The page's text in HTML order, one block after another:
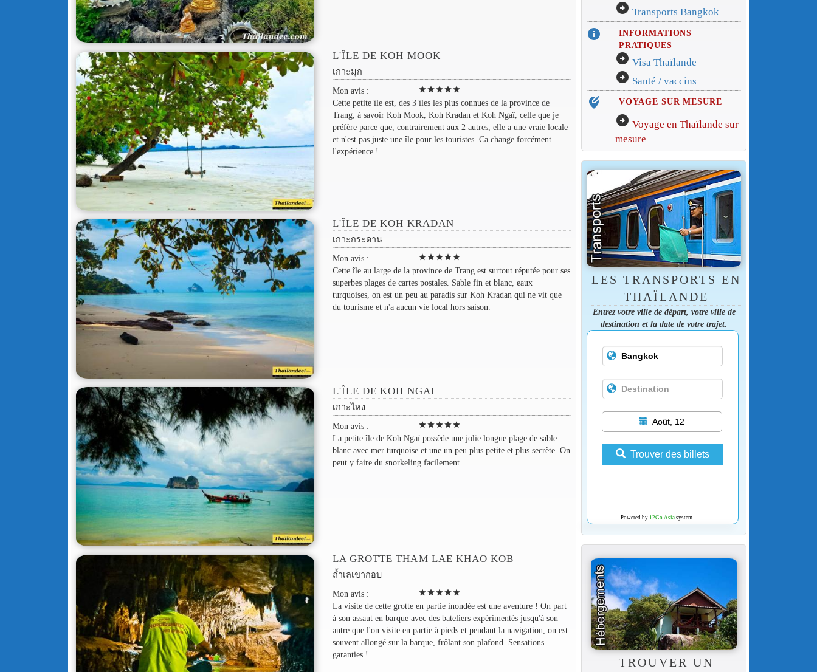
L'ÎLE DE KOH MOOK
เกาะมุก
Mon avis :
starstarstarstarstar
Cette petite île est, des 3 îles les plus connues de la province de
Trang, à savoir Koh Mook, Koh Kradan et Koh Ngaï, celle que je
préfère parce que, contrairement aux 2 autres, elle a une vraie locale
et n'est pas juste une île pour les touristes. Ca change forcément
l'expérience !
L'ÎLE DE KOH KRADAN
เกาะกระดาน
Mon avis :
starstarstarstarstar
Cette île au large de la province de Trang est surtout réputée pour ses
superbes plages de cartes postales. Sable fin et blanc, eaux
turquoises, on est un peu au paradis sur Koh Kradan qui ne vit que
du tourisme et n'a aucun vie local hors saison.
L'ÎLE DE KOH NGAI
เกาะไหง
Mon avis :
starstarstarstarstar
La petite île de Koh Ngaï possède une jolie longue plage de sable
blanc avec mer turquoise et une un peu plus petite et plus secrète. On
peut y faire du snorkeling facilement.
LA GROTTE THAM LAE KHAO KOB
ถ้ำเลเขากอบ
Mon avis :
starstarstarstarstar
La visite de cette grotte en partie inondée est une aventure ! On part
à son assaut en barque avec des bateliers expérimentés jusqu'à son
antre que l'on visite en partie à pieds et pendant la navigation, on est
souvent allongé sur la barque, frôlant son plafond. Sensations
garanties !
arrow_circle_right Transports Bangkok
info
INFORMATIONS
PRATIQUES
arrow_circle_right Visa Thaïlande
arrow_circle_right Santé / vaccins
edit_location_alt VOYAGE SUR MESURE
arrow_circle_right Voyage en Thaïlande sur
mesure
LES TRANSPORTS EN
THAÏLANDE
Entrez votre ville de départ, votre ville de
destination et la date de votre trajet.
Août, 12
Trouver des billets
Powered by 12Go Asiasystem
TROUVER UN